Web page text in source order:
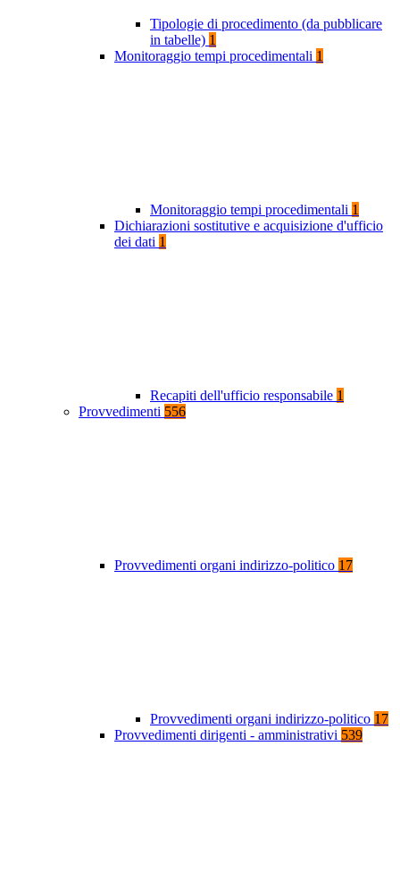
Tipologie di procedimento (da pubblicare
in tabelle) 1
Monitoraggio tempi procedimentali 1
Monitoraggio tempi procedimentali 1
Dichiarazioni sostitutive e acquisizione d'ufficio
dei dati 1
Recapiti dell'ufficio responsabile 1
Provvedimenti 556
Provvedimenti organi indirizzo-politico 17
Provvedimenti organi indirizzo-politico 17
Provvedimenti dirigenti - amministrativi 539